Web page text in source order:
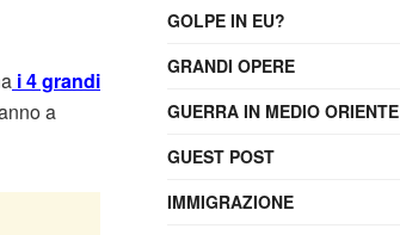
i 4 grandi
a
GOLPE IN EU?
GRANDI OPERE
GUERRA IN MEDIO ORIENTE
GUEST POST
IMMIGRAZIONE